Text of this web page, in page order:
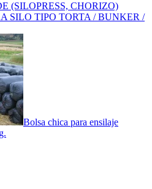
(SILOPRESS, CHORIZO)
SILO TIPO TORTA / BUNKER /
Bolsa chica para ensilaje